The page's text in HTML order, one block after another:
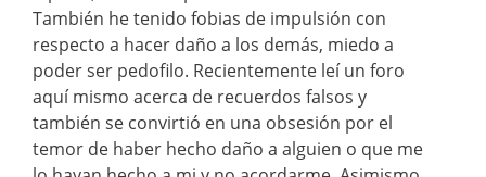
También he tenido fobias de impulsión con
respecto a hacer daño a los demás, miedo a
poder ser pedofilo. Recientemente leí un foro
aquí mismo acerca de recuerdos falsos y
también se convirtió en una obsesión por el
temor de haber hecho daño a alguien o que me